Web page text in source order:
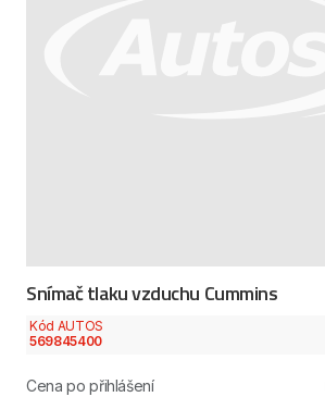
Snímač tlaku vzduchu Cummins
Kód AUTOS
569845400
Cena po přihlášení